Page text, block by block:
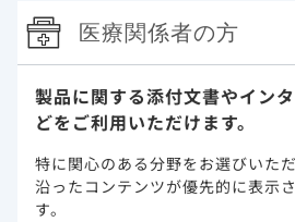
下記日程にてメンテナンス作業を予
メンテナンス日時：
メンテナンス時間帯は、ページが正
ございます。
みなさまにはご不便おかけいたしま
きますようお願い申し上げます。
※作業進捗により、前後する場合が
医療関係者の方
製品に関する添付文書やイン
どをご利用いただけます。
特に関心のある分野をお選びいただ
沿ったコンテンツが優先的に表示
す。